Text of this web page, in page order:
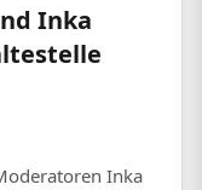
Inka
Inka